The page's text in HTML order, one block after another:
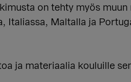
on tehty myös muun
Italiassa, Maltalla ja
ja materiaalia kouluille